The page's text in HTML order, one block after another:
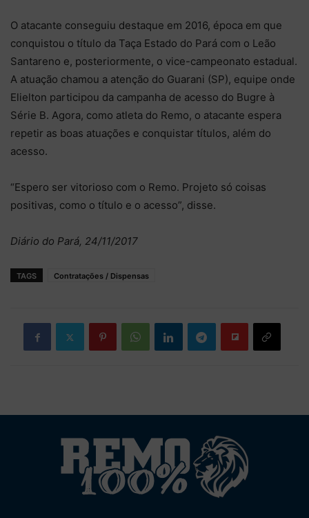
O atacante conseguiu destaque em 2016, época em que
conquistou o título da Taça Estado do Pará com o Leão
Santareno e, posteriormente, o vice-campeonato estadual.
A atuação chamou a atenção do Guarani (SP), equipe onde
Elielton participou da campanha de acesso do Bugre à
Série B. Agora, como atleta do Remo, o atacante espera
repetir as boas atuações e conquistar títulos, além do
acesso.
“Espero ser vitorioso com o Remo. Projeto só coisas
positivas, como o título e o acesso”, disse.
Diário do Pará, 24/11/2017
TAGS Contratações / Dispensas